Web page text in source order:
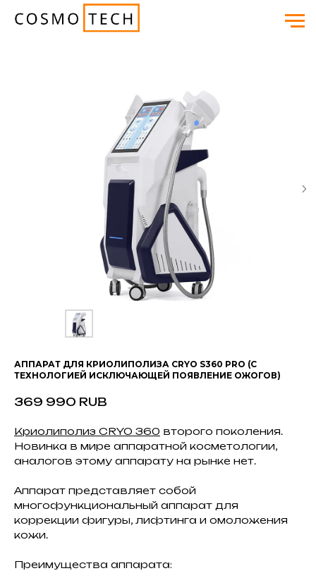
АППАРАТ ДЛЯ КРИОЛИПОЛИЗА CRYO S360 PRO (C
ТЕХНОЛОГИЕЙ ИСКЛЮЧАЮЩЕЙ ПОЯВЛЕНИЕ ОЖОГОВ)
369 990 RUB
Криолиполиз CRYO 360 второго поколения.
Новинка в мире аппаратной косметологии,
аналогов этому аппарату на рынке нет.
Аппарат представляет собой
многофункциональный аппарат для
коррекции фигуры, лифтинга и омоложения
кожи.
Преимущества аппарата: